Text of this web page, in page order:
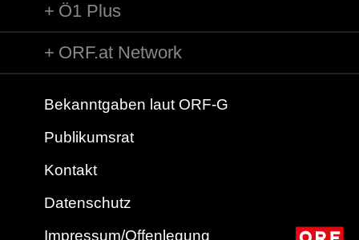
Ö1 Plus
ORF.at Network
Bekanntgaben laut ORF-G
Publikumsrat
Kontakt
Datenschutz
Impressum/Offenlegung